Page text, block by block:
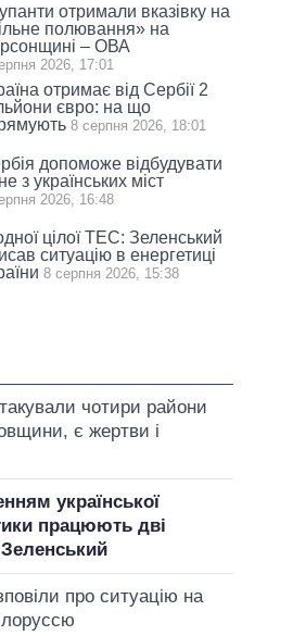
отримали вказівку на
полювання» на
– ОВА
2026, 17:01
отримає від Сербії 2
євро: на що
8 серпня 2026, 18:01
допоможе відбудувати
з українських міст
2026, 16:48
цілої ТЕС: Зеленський
ситуацію в енергетиці
8 серпня 2026, 15:38
чотири райони
є жертви і
української
працюють дві
Зеленський
про ситуацію на